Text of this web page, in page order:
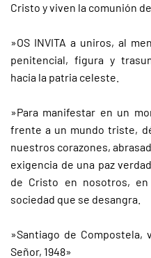
Cristo y viven la comunión
»OS INVITA a uniros, al
penitencial, figura y
hacia la patria celeste.
»Para manifestar en un
frente a un mundo triste,
nuestros corazones,
exigencia de una paz
de Cristo en nosotros,
sociedad que se desangra.
»Santiago de Compostela,
Señor, 1948»